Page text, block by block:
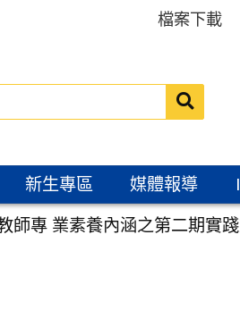
檔案下載
送出
新生專區 媒體報導
師專 業素養內涵之第二期實